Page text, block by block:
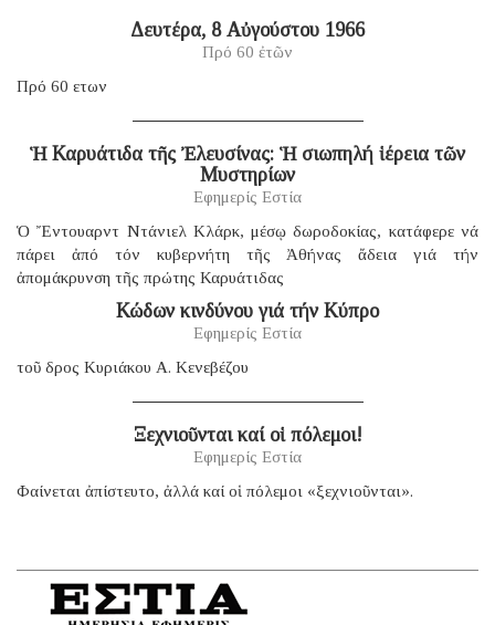
Δευτέρα, 8 Αὐγούστου 1966
Πρό 60 ἐτῶν
Πρό 60 ετων
Ἡ Καρυάτιδα τῆς Ἐλευσίνας: Ἡ σιωπηλή ἱέρεια τῶν
Μυστηρίων
Εφημερίς Εστία
Ὁ Ἔντουαρντ Ντάνιελ Κλάρκ, μέσῳ δωροδοκίας, κατάφερε νά
πάρει ἀπό τόν κυβερνήτη τῆς Ἀθήνας ἄδεια γιά τήν
ἀπομάκρυνση τῆς πρώτης Καρυάτιδας
Κώδων κινδύνου γιά τήν Κύπρο
Εφημερίς Εστία
τοῦ δρος Κυριάκου Α. Κενεβέζου
Ξεχνιοῦνται καί οἱ πόλεμοι!
Εφημερίς Εστία
Φαίνεται ἀπίστευτο, ἀλλά καί οἱ πόλεμοι «ξεχνιοῦνται».